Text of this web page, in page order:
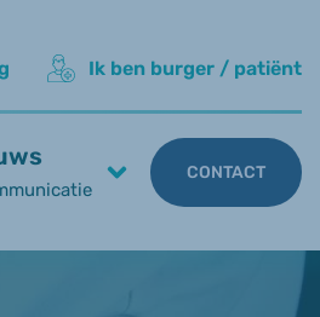
CONTACT
Ik ben burger / patiënt